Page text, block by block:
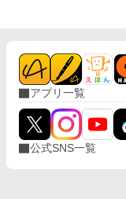
アプリ一覧
公式SNS一覧